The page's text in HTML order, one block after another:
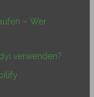
– Wer
verwenden?